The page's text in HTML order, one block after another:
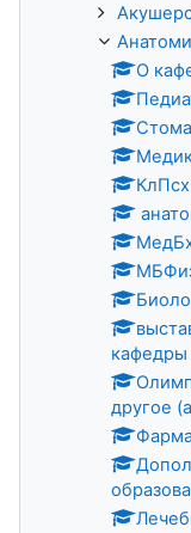
О
КлПсх
кафедры
другое